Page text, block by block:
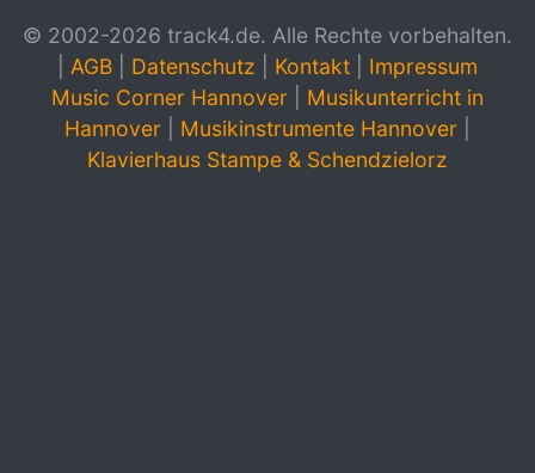
© 2002-2026 track4.de. Alle Rechte vorbehalten.
AGB Datenschutz Kontakt
Impressum
Music Corner Hannover
Musikunterricht in
Hannover
Musikinstrumente Hannover
Klavierhaus Stampe & Schendzielorz